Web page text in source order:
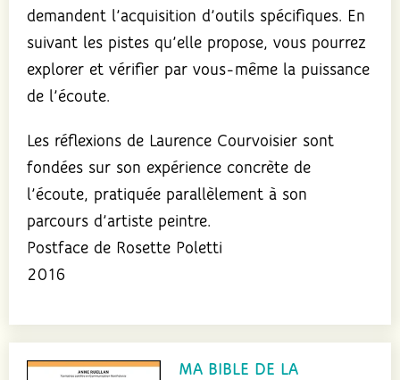
demandent l’acquisition d’outils spécifiques. En
suivant les pistes qu’elle propose, vous pourrez
explorer et vérifier par vous-même la puissance
de l’écoute.
Les réflexions de Laurence Courvoisier sont
fondées sur son expérience concrète de
l’écoute, pratiquée parallèlement à son
parcours d’artiste peintre.
Postface de Rosette Poletti
2016
MA BIBLE DE LA